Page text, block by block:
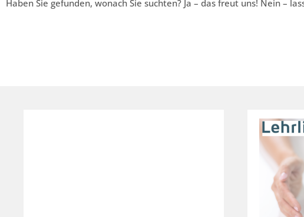
Haben Sie gefunden, wonach Sie suchten? Ja – das freut uns! Nein –